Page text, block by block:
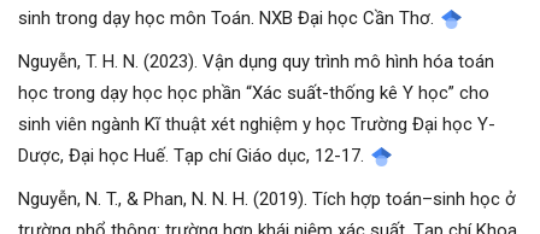
sinh trong dạy học môn Toán. NXB Đại học Cần Thơ.
Nguyễn, T. H. N. (2023). Vận dụng quy trình mô hình hóa toán
học trong dạy học học phần “Xác suất-thống kê Y học” cho
sinh viên ngành Kĩ thuật xét nghiệm y học Trường Đại học Y-
Dược, Đại học Huế. Tạp chí Giáo dục, 12-17.
Nguyễn, N. T., & Phan, N. N. H. (2019). Tích hợp toán–sinh học ở